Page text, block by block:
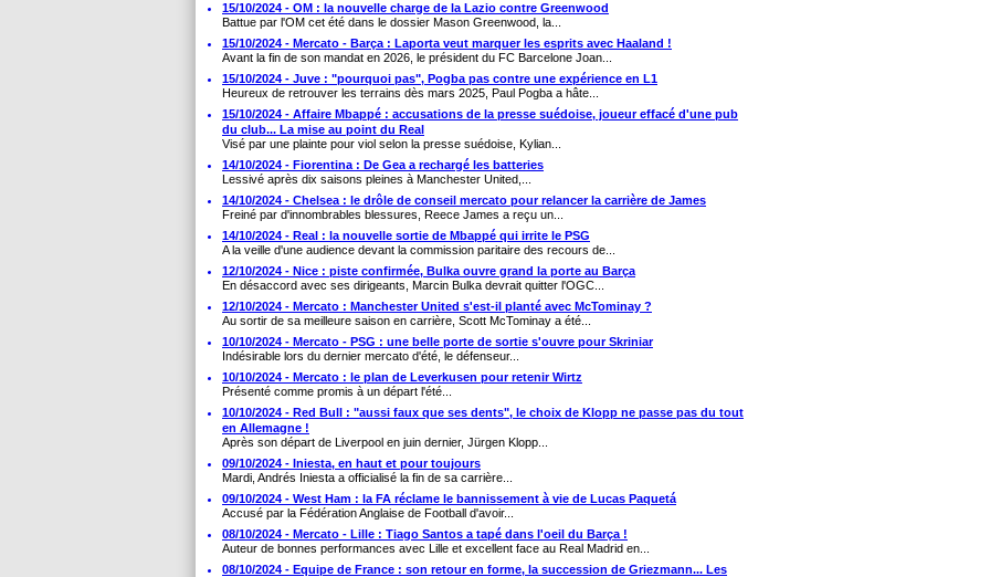
15/10/2024 - OM : la nouvelle charge de la Lazio contre Greenwood
Battue par l'OM cet été dans le dossier Mason Greenwood, la...
15/10/2024 - Mercato - Barça : Laporta veut marquer les esprits avec Haaland !
Avant la fin de son mandat en 2026, le président du FC Barcelone Joan...
15/10/2024 - Juve : "pourquoi pas", Pogba pas contre une expérience en L1
Heureux de retrouver les terrains dès mars 2025, Paul Pogba a hâte...
15/10/2024 - Affaire Mbappé : accusations de la presse suédoise, joueur effacé d'une pub
du club... La mise au point du Real
Visé par une plainte pour viol selon la presse suédoise, Kylian...
14/10/2024 - Fiorentina : De Gea a rechargé les batteries
Lessivé après dix saisons pleines à Manchester United,...
14/10/2024 - Chelsea : le drôle de conseil mercato pour relancer la carrière de James
Freiné par d'innombrables blessures, Reece James a reçu un...
14/10/2024 - Real : la nouvelle sortie de Mbappé qui irrite le PSG
A la veille d'une audience devant la commission paritaire des recours de...
12/10/2024 - Nice : piste confirmée, Bulka ouvre grand la porte au Barça
En désaccord avec ses dirigeants, Marcin Bulka devrait quitter l'OGC...
12/10/2024 - Mercato : Manchester United s'est-il planté avec McTominay ?
Au sortir de sa meilleure saison en carrière, Scott McTominay a été...
10/10/2024 - Mercato - PSG : une belle porte de sortie s'ouvre pour Skriniar
Indésirable lors du dernier mercato d'été, le défenseur...
10/10/2024 - Mercato : le plan de Leverkusen pour retenir Wirtz
Présenté comme promis à un départ l'été...
10/10/2024 - Red Bull : "aussi faux que ses dents", le choix de Klopp ne passe pas du tout
en Allemagne !
Après son départ de Liverpool en juin dernier, Jürgen Klopp...
09/10/2024 - Iniesta, en haut et pour toujours
Mardi, Andrés Iniesta a officialisé la fin de sa carrière...
09/10/2024 - West Ham : la FA réclame le bannissement à vie de Lucas Paquetá
Accusé par la Fédération Anglaise de Football d'avoir...
08/10/2024 - Mercato - Lille : Tiago Santos a tapé dans l'oeil du Barça !
Auteur de bonnes performances avec Lille et excellent face au Real Madrid en...
08/10/2024 - Equipe de France : son retour en forme, la succession de Griezmann... Les